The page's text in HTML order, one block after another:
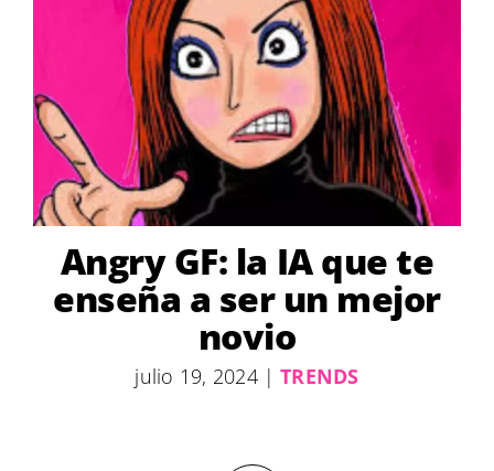
Angry GF: la IA que te
enseña a ser un mejor
novio
julio 19, 2024 | TRENDS